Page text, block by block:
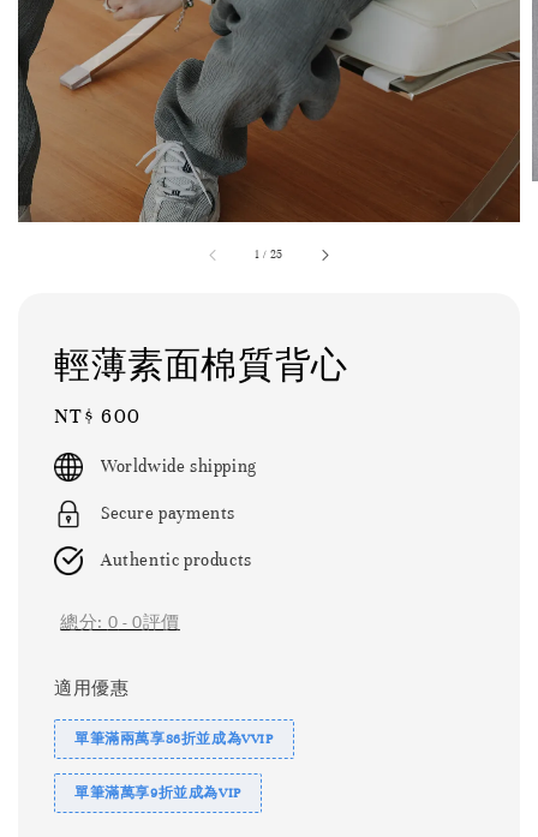
1 / 25
輕薄素面棉質背心
Regular
price
NT$ 600
Worldwide shipping
Secure payments
Authentic products
總分: 0 - 0評價
適用優惠
單筆滿兩萬享86折並成為VVIP
單筆滿萬享9折並成為VIP